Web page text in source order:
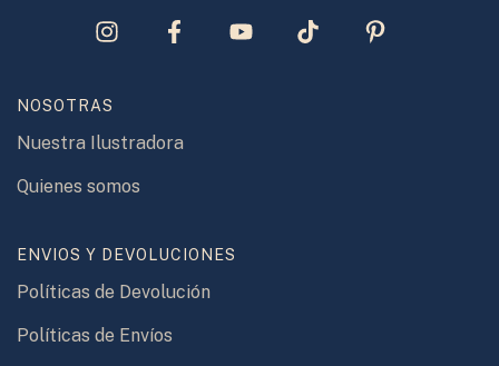
NOSOTRAS
Nuestra Ilustradora
Quienes somos
ENVIOS Y DEVOLUCIONES
Políticas de Devolución
Políticas de Envíos